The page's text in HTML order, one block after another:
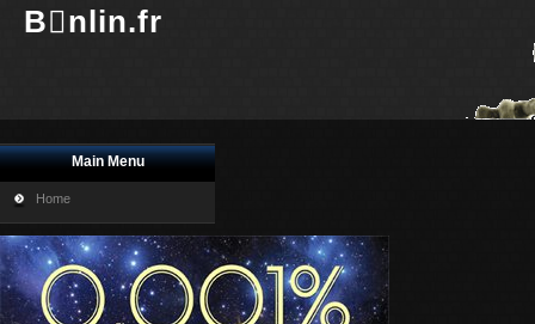
Bnlin.fr
Main Menu
Home